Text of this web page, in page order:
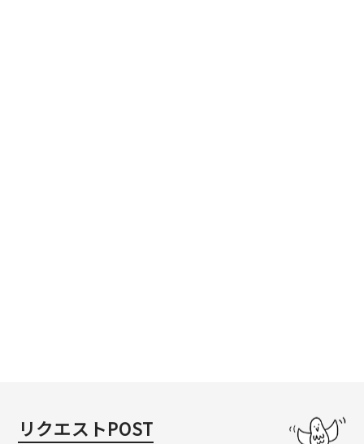
リクエストPOST